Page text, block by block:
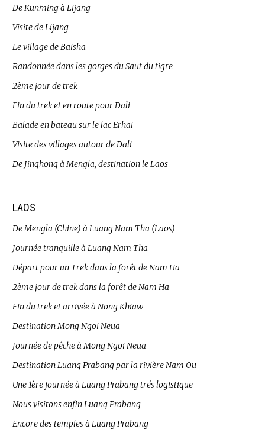
De Kunming à Lijang
Visite de Lijang
Le village de Baisha
Randonnée dans les gorges du Saut du tigre
2ème jour de trek
Fin du trek et en route pour Dali
Balade en bateau sur le lac Erhai
Visite des villages autour de Dali
De Jinghong à Mengla, destination le Laos
LAOS
De Mengla (Chine) à Luang Nam Tha (Laos)
Journée tranquille à Luang Nam Tha
Départ pour un Trek dans la forêt de Nam Ha
2ème jour de trek dans la forêt de Nam Ha
Fin du trek et arrivée à Nong Khiaw
Destination Mong Ngoi Neua
Journée de pêche à Mong Ngoi Neua
Destination Luang Prabang par la rivière Nam Ou
Une 1ère journée à Luang Prabang trés logistique
Nous visitons enfin Luang Prabang
Encore des temples à Luang Prabang